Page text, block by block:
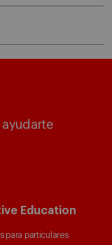
ayudarte
Education
para particulares